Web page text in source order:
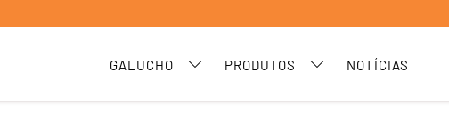
GALUCHO PRODUTOS NOTÍCIAS